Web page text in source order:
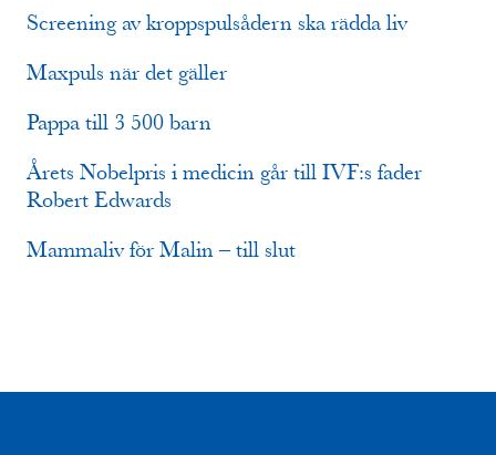
Screening av kroppspulsådern ska rädda liv
Maxpuls när det gäller
Pappa till 3 500 barn
Årets Nobelpris i medicin går till IVF:s fader
Robert Edwards
Mammaliv för Malin – till slut